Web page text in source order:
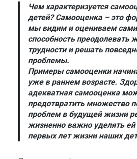
Чем характеризуется
детей?Самооценка – это
мы видим и оцениваем
способность преодолевать
трудности и решать
проблемы.
Примеры самооценки
уже в раннем возрасте.
адекватная самооценка
предотвратить множество
проблем в будущей жизни
жизненно важно уделять
первых лет жизни наших